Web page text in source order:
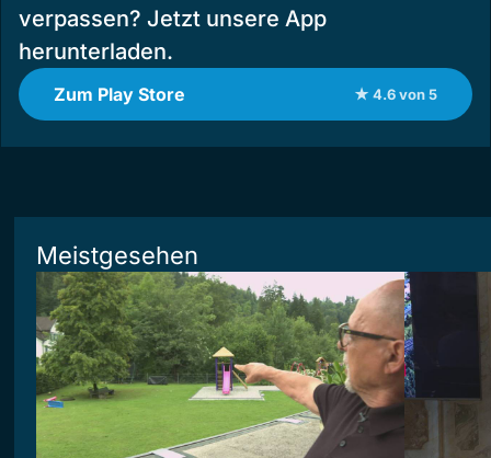
verpassen? Jetzt unsere App
herunterladen.
Zum Play Store ★ 4.6 von 5
Meistgesehen